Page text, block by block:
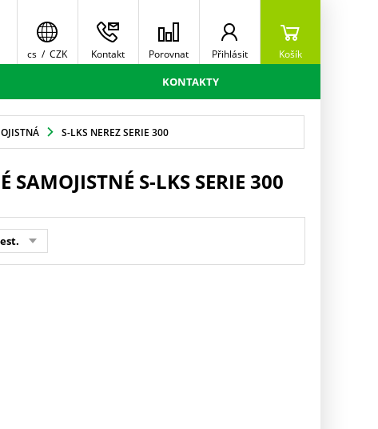
cs / CZK Kontakt Porovnat Přihlásit Košík
KONTAKTY
S-LKS NEREZ SERIE 300
SAMOJISTNÉ S-LKS SERIE 300